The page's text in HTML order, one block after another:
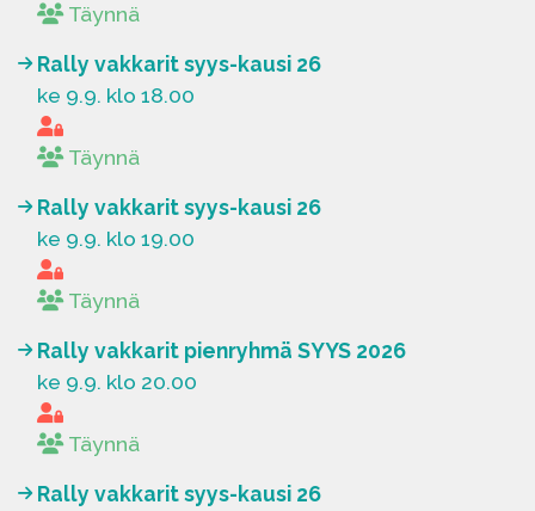
Täynnä
Rally vakkarit syys-kausi 26
ke 9.9. klo 18.00
Täynnä
Rally vakkarit syys-kausi 26
ke 9.9. klo 19.00
Täynnä
Rally vakkarit pienryhmä SYYS 2026
ke 9.9. klo 20.00
Täynnä
Rally vakkarit syys-kausi 26